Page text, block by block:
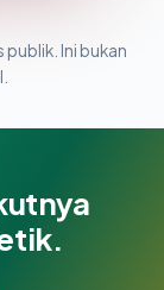
Ini bukan